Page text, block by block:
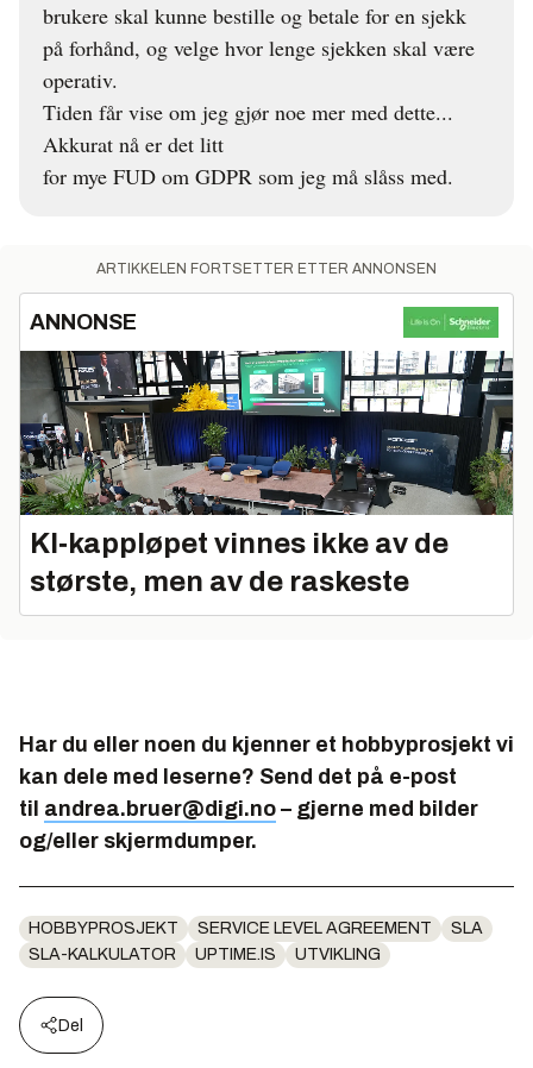
brukere skal kunne bestille og betale for en sjekk
på forhånd, og velge hvor lenge sjekken skal være
operativ.
Tiden får vise om jeg gjør noe mer med dette...
Akkurat nå er det litt
for mye FUD om GDPR som jeg må slåss med.
ARTIKKELEN FORTSETTER ETTER ANNONSEN
ANNONSE
KI‑kappløpet vinnes ikke av de
største, men av de raskeste
Har du eller noen du kjenner et hobbyprosjekt vi
kan dele med leserne? Send det på e-post
til andrea.bruer@digi.no – gjerne med bilder
og/eller skjermdumper.
HOBBYPROSJEKT SERVICE LEVEL AGREEMENT
SLA
SLA-KALKULATOR
UPTIME.IS UTVIKLING
Del